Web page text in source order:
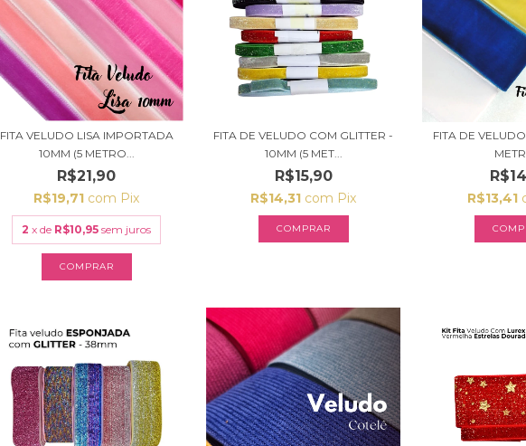
FITA VELUDO LISA IMPORTADA
10MM (5 METRO...
R$21,90
R$19,71 com Pix
2 x de R$10,95 sem juros
COMPRAR
FITA DE VELUDO COM GLITTER -
10MM (5 MET...
R$15,90
R$14,31 com Pix
COMPRAR
FITA DE
R$13,41